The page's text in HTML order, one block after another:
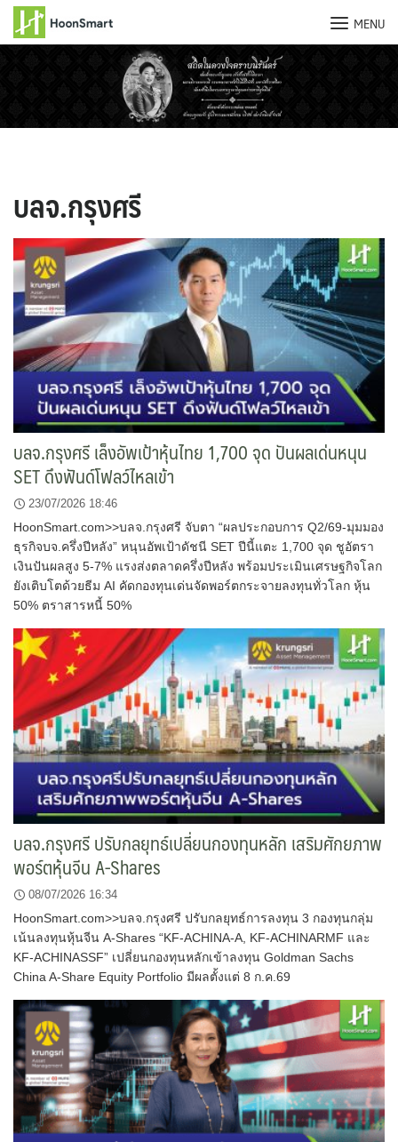
MENU
บลจ.กรุงศรี
บลจ.กรุงศรี เล็งอัพเป้าหุ้นไทย 1,700 จุด ปันผลเด่นหนุน
SET ดึงฟันด์โฟลว์ไหลเข้า
23/07/2026 18:46
HoonSmart.com>>บลจ.กรุงศรี จับตา “ผลประกอบการ Q2/69-มุมมอง
ธุรกิจบจ.ครึ่งปีหลัง” หนุนอัพเป้าดัชนี SET ปีนี้แตะ 1,700 จุด ชูอัตรา
เงินปันผลสูง 5-7% แรงส่งตลาดครึ่งปีหลัง พร้อมประเมินเศรษฐกิจโลก
ยังเติบโตด้วยธีม AI คัดกองทุนเด่นจัดพอร์ตกระจายลงทุนทั่วโลก หุ้น
50% ตราสารหนี้ 50%
บลจ.กรุงศรี ปรับกลยุทธ์เปลี่ยนกองทุนหลัก เสริมศักยภาพ
พอร์ตหุ้นจีน A-Shares
08/07/2026 16:34
HoonSmart.com>>บลจ.กรุงศรี ปรับกลยุทธ์การลงทุน 3 กองทุนกลุ่ม
เน้นลงทุนหุ้นจีน A-Shares “KF-ACHINA-A, KF-ACHINARMF และ
KF-ACHINASSF” เปลี่ยนกองทุนหลักเข้าลงทุน Goldman Sachs
China A-Share Equity Portfolio มีผลตั้งแต่ 8 ก.ค.69